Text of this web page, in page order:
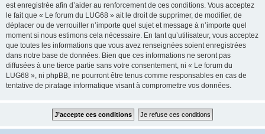
est enregistrée afin d’aider au renforcement de ces conditions. Vous acceptez
le fait que « Le forum du LUG68 » ait le droit de supprimer, de modifier, de
déplacer ou de verrouiller n’importe quel sujet et message à n’importe quel
moment si nous estimons cela nécessaire. En tant qu’utilisateur, vous acceptez
que toutes les informations que vous avez renseignées soient enregistrées
dans notre base de données. Bien que ces informations ne seront pas
diffusées à une tierce partie sans votre consentement, ni « Le forum du
LUG68 », ni phpBB, ne pourront être tenus comme responsables en cas de
tentative de piratage informatique visant à compromettre vos données.